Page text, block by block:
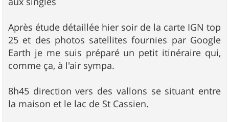
Après étude détaillée hier soir de la carte IGN top
25 et des photos satellites fournies par Google
Earth je me suis préparé un petit itinéraire qui,
comme ça, à l'air sympa.
8h45 direction vers des vallons se situant entre
la maison et le lac de St Cassien.